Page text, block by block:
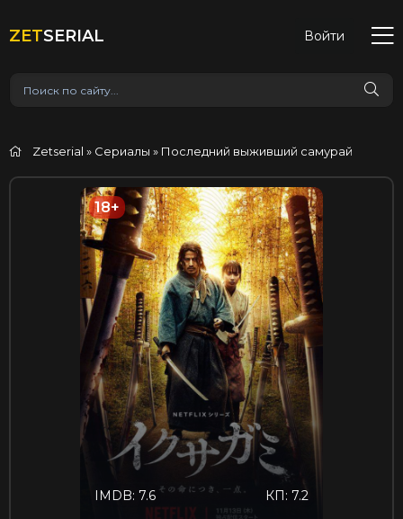
ZETSERIAL Войти
Zetserial » Сериалы » Последний выживший самурай
18+
КП: 7.2
IMDB: 7.6